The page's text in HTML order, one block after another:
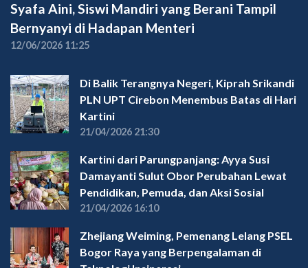
Syafa Aini, Siswi Mandiri yang Berani Tampil
Bernyanyi di Hadapan Menteri
12/06/2026 11:25
Di Balik Terangnya Negeri, Kiprah Srikandi
PLN UPT Cirebon Menembus Batas di Hari
Kartini
21/04/2026 21:30
Kartini dari Parungpanjang: Ayya Susi
Damayanti Sulut Obor Perubahan Lewat
Pendidikan, Pemuda, dan Aksi Sosial
21/04/2026 16:10
Zhejiang Weiming, Pemenang Lelang PSEL
Bogor Raya yang Berpengalaman di